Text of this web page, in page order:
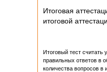
Итоговая
итоговой
Итоговый тест
правильных ответов в
количества вопросов в